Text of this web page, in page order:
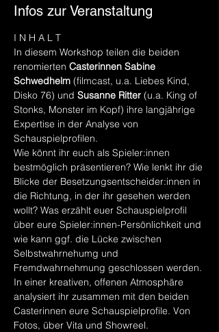
Infos zur Veranstaltung
I N H A L T
In diesem Workshop teilen die beiden
renomierten Casterinnen Sabine
Schwedhelm (filmcast, u.a. Liebes Kind,
Disko 76) und Susanne Ritter (u.a. King of
Stonks, Monster im Kopf) ihre langjährige
Expertise in der Analyse von
Schauspielprofilen.
Wie könnt ihr euch als Spieler:innen
bestmöglich präsentieren? Wie lenkt ihr die
Blicke der Besetzungsentscheider:innen in
die Richtung, in der ihr gesehen werden
wollt? Was erzählt euer Schauspielprofil
über eure Spieler:innen-Persönlichkeit und
wie kann ggf. die Lücke zwischen
Selbstwahrnehumg und
Fremdwahrnehmung geschlossen werden.
In einer kreativen, offenen Atmosphäre
analysiert ihr zusammen mit den beiden
Casterinnen eure Schauspielprofile. Von
Fotos, über Vita und Showreel.